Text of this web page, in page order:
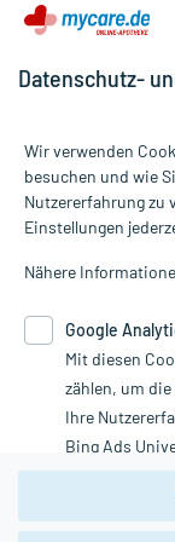
Alle Preise gelten
Informationen auf
die Untersuchung
Therapien
Google Analytics.
unserer
nutzen Sie das
Vertrag
Datenschutz-
Wir verwenden
besuchen und wie
Nutzererfahrung zu
Einstellungen
Nähere
Google
Mit diesen
zählen, um
Ihre
Bing Ads
Youtube-
Wir